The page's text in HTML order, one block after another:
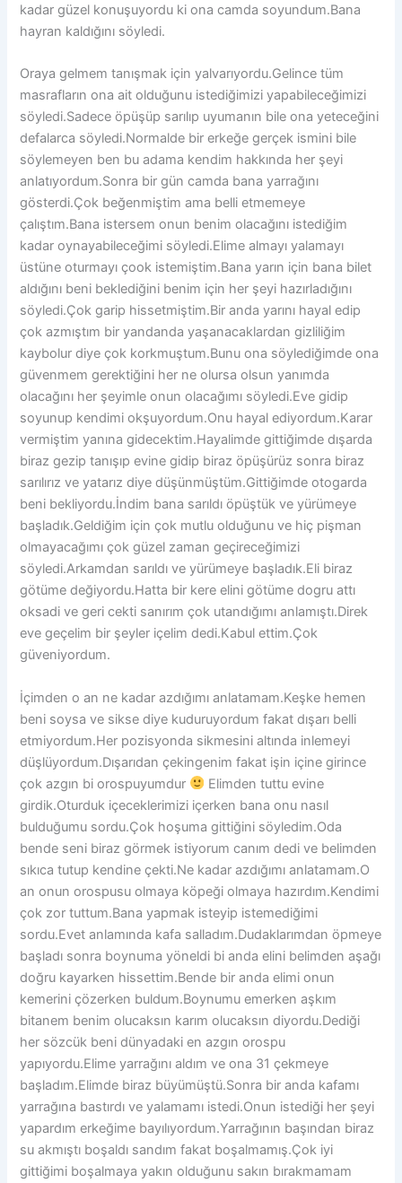
kadar güzel konuşuyordu ki ona camda soyundum.Bana
hayran kaldığını söyledi.
Oraya gelmem tanışmak için yalvarıyordu.Gelince tüm
masrafların ona ait olduğunu istediğimizi yapabileceğimizi
söyledi.Sadece öpüşüp sarılıp uyumanın bile ona yeteceğini
defalarca söyledi.Normalde bir erkeğe gerçek ismini bile
söylemeyen ben bu adama kendim hakkında her şeyi
anlatıyordum.Sonra bir gün camda bana yarrağını
gösterdi.Çok beğenmiştim ama belli etmemeye
çalıştım.Bana istersem onun benim olacağını istediğim
kadar oynayabileceğimi söyledi.Elime almayı yalamayı
üstüne oturmayı çook istemiştim.Bana yarın için bana bilet
aldığını beni beklediğini benim için her şeyi hazırladığını
söyledi.Çok garip hissetmiştim.Bir anda yarını hayal edip
çok azmıştım bir yandanda yaşanacaklardan gizliliğim
kaybolur diye çok korkmuştum.Bunu ona söylediğimde ona
güvenmem gerektiğini her ne olursa olsun yanımda
olacağını her şeyimle onun olacağımı söyledi.Eve gidip
soyunup kendimi okşuyordum.Onu hayal ediyordum.Karar
vermiştim yanına gidecektim.Hayalimde gittiğimde dışarda
biraz gezip tanışıp evine gidip biraz öpüşürüz sonra biraz
sarılırız ve yatarız diye düşünmüştüm.Gittiğimde otogarda
beni bekliyordu.İndim bana sarıldı öpüştük ve yürümeye
başladık.Geldiğim için çok mutlu olduğunu ve hiç pişman
olmayacağımı çok güzel zaman geçireceğimizi
söyledi.Arkamdan sarıldı ve yürümeye başladık.Eli biraz
götüme değiyordu.Hatta bir kere elini götüme dogru attı
oksadi ve geri cekti sanırım çok utandığımı anlamıştı.Direk
eve geçelim bir şeyler içelim dedi.Kabul ettim.Çok
güveniyordum.
İçimden o an ne kadar azdığımı anlatamam.Keşke hemen
beni soysa ve sikse diye kuduruyordum fakat dışarı belli
etmiyordum.Her pozisyonda sikmesini altında inlemeyi
düşlüyordum.Dışarıdan çekingenim fakat işin içine girince
çok azgın bi orospuyumdur
Elimden tuttu evine
girdik.Oturduk içeceklerimizi içerken bana onu nasıl
bulduğumu sordu.Çok hoşuma gittiğini söyledim.Oda
bende seni biraz görmek istiyorum canım dedi ve belimden
sıkıca tutup kendine çekti.Ne kadar azdığımı anlatamam.O
an onun orospusu olmaya köpeği olmaya hazırdım.Kendimi
çok zor tuttum.Bana yapmak isteyip istemediğimi
sordu.Evet anlamında kafa salladım.Dudaklarımdan öpmeye
başladı sonra boynuma yöneldi bi anda elini belimden aşağı
doğru kayarken hissettim.Bende bir anda elimi onun
kemerini çözerken buldum.Boynumu emerken aşkım
bitanem benim olucaksın karım olucaksın diyordu.Dediği
her sözcük beni dünyadaki en azgın orospu
yapıyordu.Elime yarrağını aldım ve ona 31 çekmeye
başladım.Elimde biraz büyümüştü.Sonra bir anda kafamı
yarrağına bastırdı ve yalamamı istedi.Onun istediği her şeyi
yapardım erkeğime bayılıyordum.Yarrağının başından biraz
su akmıştı boşaldı sandım fakat boşalmamış.Çok iyi
gittiğimi boşalmaya yakın olduğunu sakın bırakmamam